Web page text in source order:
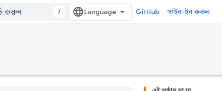
/ GitHub সাইন-ইন করুন